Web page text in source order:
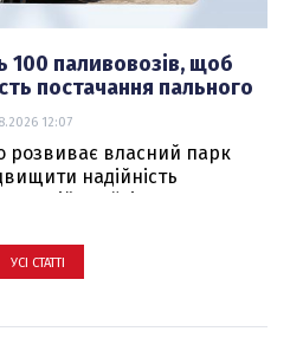
100 паливовозів, щоб
постачання пального
12:07
розвиває власний парк
надійність
всій країні.
УСІ СТАТТІ